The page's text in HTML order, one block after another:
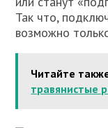
Так что,
возможно
Читайте
травянистые